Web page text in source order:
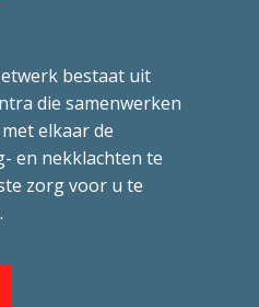
bestaat uit
die samenwerken
elkaar de
en nekklachten te
zorg voor u te